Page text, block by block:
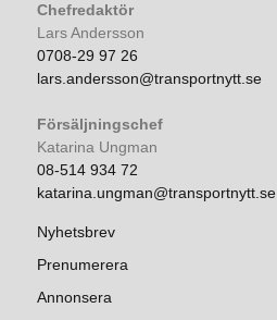
Chefredaktör
Lars Andersson
0708-29 97 26
lars.andersson@transportnytt.se
Försäljningschef
Katarina Ungman
08-514 934 72
katarina.ungman@transportnytt.se
Nyhetsbrev
Prenumerera
Annonsera